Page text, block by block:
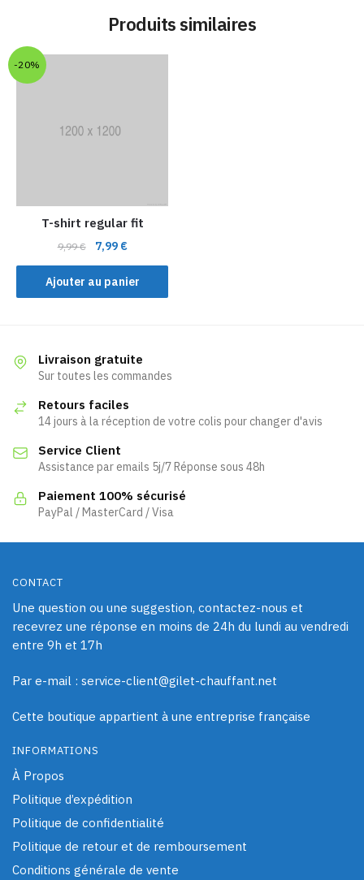
Produits similaires
-20%
T-shirt regular fit
9,99€
Le
prix
initial
était :
7,99 €Le
prix
actuel
est :
Ajouter au panier
Livraison gratuite
Sur toutes les commandes
Retours faciles
14 jours à la réception de votre colis pour changer d'avis
Service Client
Assistance par emails 5j/7 Réponse sous 48h
Paiement 100% sécurisé
PayPal / MasterCard / Visa
CONTACT
Une question ou une suggestion, contactez-nous et
recevrez une réponse en moins de 24h du lundi au vendredi
entre 9h et 17h
Par e-mail : service-client@gilet-chauffant.net
Cette boutique appartient à une entreprise française
INFORMATIONS
À Propos
Politique d’expédition
Politique de confidentialité
Politique de retour et de remboursement
Conditions générale de vente